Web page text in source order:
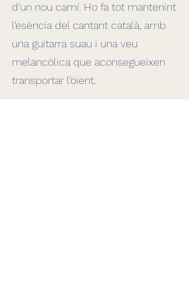
d’un nou camí. Ho fa tot mantenint
l’esència del cantant català, amb
una guitarra suau i una veu
melancòlica que aconsegueixen
transportar l’oient.